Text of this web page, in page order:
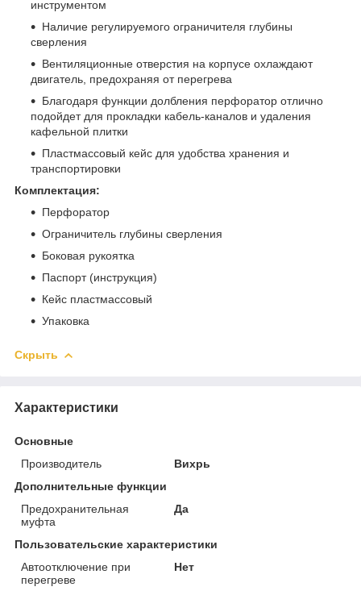
инструментом
Наличие регулируемого ограничителя глубины
сверления
Вентиляционные отверстия на корпусе охлаждают
двигатель, предохраняя от перегрева
Благодаря функции долбления перфоратор отлично
подойдет для прокладки кабель-каналов и удаления
кафельной плитки
Пластмассовый кейс для удобства хранения и
транспортировки
Комплектация:
Перфоратор
Ограничитель глубины сверления
Боковая рукоятка
Паспорт (инструкция)
Кейс пластмассовый
Упаковка
Скрыть
Характеристики
Основные
Производитель
Вихрь
Дополнительные функции
Предохранительная
муфта
Да
Пользовательские характеристики
Автоотключение при
перегреве
Нет